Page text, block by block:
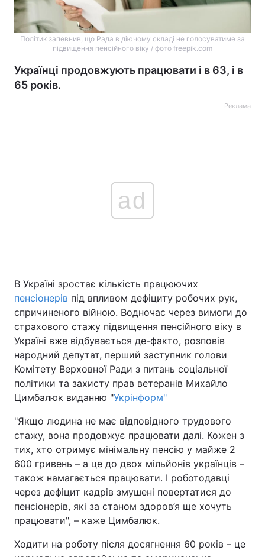
Політик запевнив, що Рада в діючому складі не голосуватиме за
підвищення пенсійного віку / фото freepik.com
Українці продовжують працювати і в 63, і в
65 років.
Реклама
ad
В Україні зростає кількість працюючих
пенсіонерів під впливом дефіциту робочих рук,
спричиненого війною. Водночас через вимоги до
страхового стажу підвищення пенсійного віку в
Україні вже відбувається де-факто, розповів
народний депутат, перший заступник голови
Комітету Верховної Ради з питань соціальної
політики та захисту прав ветеранів Михайло
Цимбалюк виданню "Укрінформ"
"Якщо людина не має відповідного трудового
стажу, вона продовжує працювати далі. Кожен з
тих, хто отримує мінімальну пенсію у майже 2
600 гривень – а це до двох мільйонів українців –
також намагається працювати. І роботодавці
через дефіцит кадрів змушені повертатися до
пенсіонерів, які за станом здоров’я ще хочуть
працювати", – каже Цимбалюк.
Ходити на роботу після досягнення 60 років – це